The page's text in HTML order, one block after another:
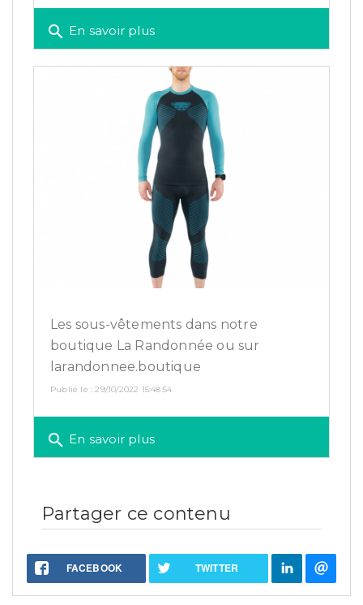
search En savoir plus
Les sous-vêtements dans notre
boutique La Randonnée ou sur
larandonnee.boutique
Publié le : 29/10/2022 15:48:54
search En savoir plus
Partager ce contenu
FACEBOOK TWITTER